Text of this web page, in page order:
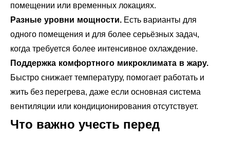
помещении или временных локациях.
Разные уровни мощности. Есть варианты для
одного помещения и для более серьёзных задач,
когда требуется более интенсивное охлаждение.
Поддержка комфортного микроклимата в жару.
Быстро снижает температуру, помогает работать и
жить без перегрева, даже если основная система
вентиляции или кондиционирования отсутствует.
Что важно учесть перед